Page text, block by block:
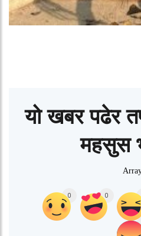
यो खबर पढेर
महसुस
0 0